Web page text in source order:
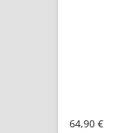
64,90 €